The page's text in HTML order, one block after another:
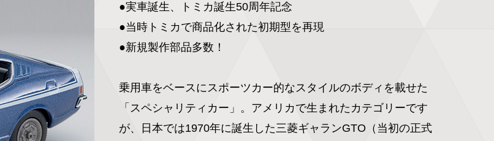
●実車誕生、トミカ誕生50周年記念
●当時トミカで商品化された初期型を再現
●新規製作部品多数！
乗用車をベースにスポーツカー的なスタイルのボディを載せた
「スペシャリティカー」。アメリカで生まれたカテゴリーです
が、日本では1970年に誕生した三菱ギャランGTO（当初の正式